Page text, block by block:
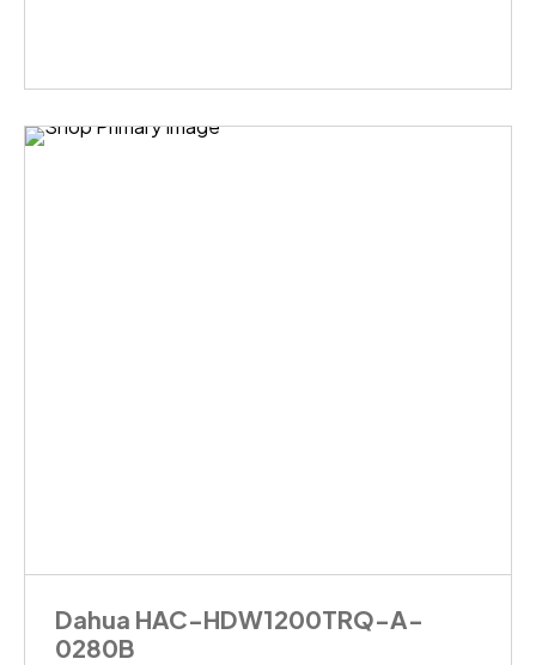
Dahua HAC-HDW1200TRQ-A-
0280B